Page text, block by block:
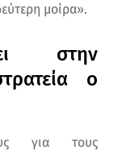
μοίρα».
στην
ο
για τους